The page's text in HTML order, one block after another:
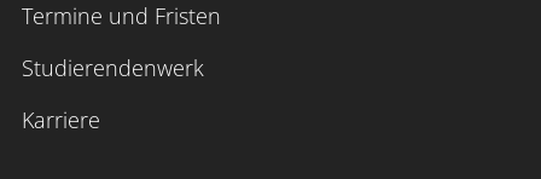
Termine und Fristen
Studierendenwerk
Karriere